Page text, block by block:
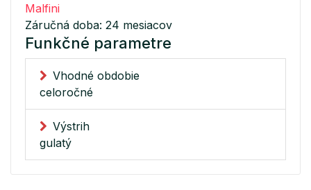
Malfini
Záručná doba: 24 mesiacov
Funkčné parametre
Vhodné obdobie
celoročné
Výstrih
gulatý